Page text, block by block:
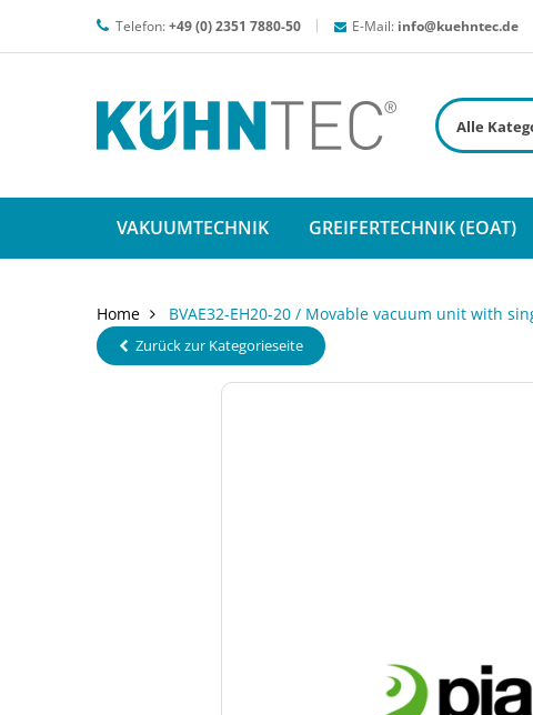
Telefon:+49 (0) 2351 7880-50 E-Mail: info@kuehntec.de
VAKUUMTECHNIK GREIFERTECHNIK (EOAT)
Home BVAE32-EH20-20 / Movable vacuum unit with
Zurück zur Kategorieseite